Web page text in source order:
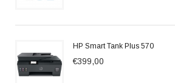
HP Smart Tank Plus 570
€399,00